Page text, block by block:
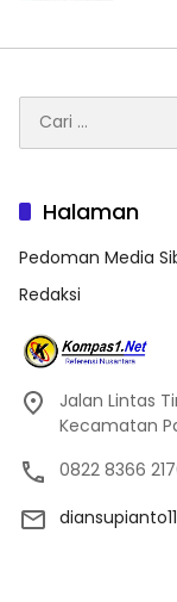
untuk:
Halaman
Pedoman Media
Redaksi
Jalan Lintas
Kecamatan
0822 8366